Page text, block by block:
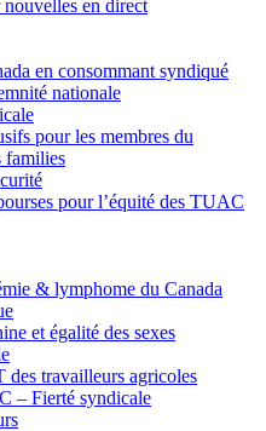
en direct
en consommant syndiqué
nationale
pour les membres du
families
pour l’équité des TUAC
& lymphome du Canada
et égalité des sexes
travailleurs agricoles
– Fierté syndicale